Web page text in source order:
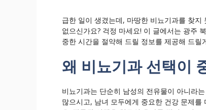
급한 일이 생겼는데, 마땅한 비뇨기과를 찾
없으신가요? 걱정 마세요! 이 글에서는 광주
중한 시간을 절약해 드릴 정보를 제공해 드
왜 비뇨기과 선택이
비뇨기과는 단순히 남성의 전유물이 아니라
많으시고, 남녀 모두에게 중요한 건강 문제